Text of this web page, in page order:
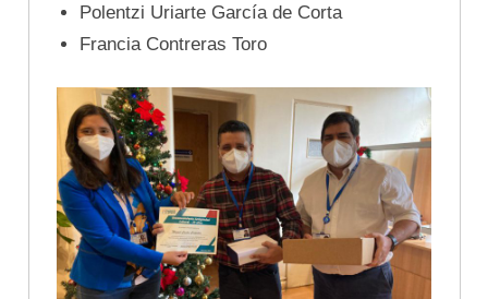
Polentzi Uriarte García de Corta
Francia Contreras Toro